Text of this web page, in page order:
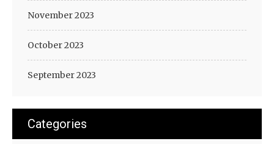
November 2023
October 2023
September 2023
Categories